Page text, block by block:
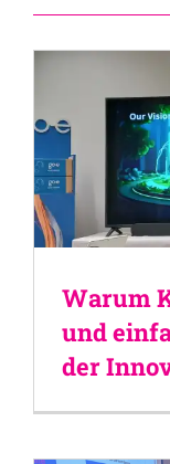
Warum
und
der